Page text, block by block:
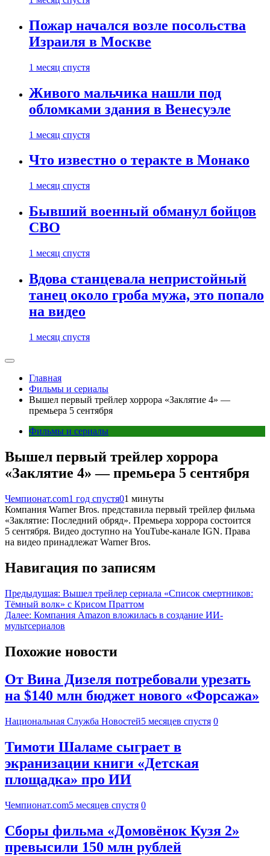
Пожар начался возле посольства
Израиля в Москве
1 месяц спустя
Живого мальчика нашли под
обломками здания в Венесуэле
1 месяц спустя
Что известно о теракте в Монако
1 месяц спустя
Бывший военный обманул бойцов
СВО
1 месяц спустя
Вдова станцевала непристойный
танец около гроба мужа, это попало
на видео
1 месяц спустя
Главная
Фильмы и сериалы
Вышел первый трейлер хоррора «Заклятие 4» —
премьера 5 сентября
Фильмы и сериалы
Вышел первый трейлер хоррора
«Заклятие 4» — премьера 5 сентября
Чемпионат.com1 год спустя01 минуты
Компания Warner Bros. представила первый трейлер фильма
«Заклятие: Последний обряд». Премьера хоррора состоится
5 сентября. Видео доступно на YouTube-канале IGN. Права
на видео принадлежат Warner Bros.
Навигация по записям
Предыдущая: Вышел трейлер сериала «Список смертников:
Тёмный волк» с Крисом Праттом
Далее: Компания Amazon вложилась в создание ИИ-
мультсериалов
Похожие новости
От Вина Дизеля потребовали урезать
на $140 млн бюджет нового «Форсажа»
Национальная Служба Новостей5 месяцев спустя 0
Тимоти Шаламе сыграет в
экранизации книги «Детская
площадка» про ИИ
Чемпионат.com5 месяцев спустя 0
Сборы фильма «Домовёнок Кузя 2»
превысили 150 млн рублей